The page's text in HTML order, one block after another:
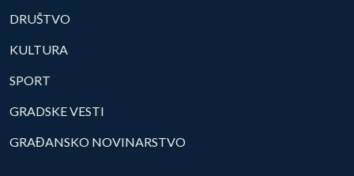
DRUŠTVO
KULTURA
SPORT
GRADSKE VESTI
GRAĐANSKO NOVINARSTVO